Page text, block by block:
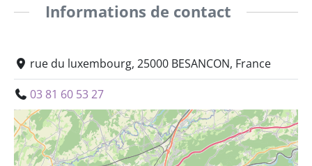
Informations de contact
rue du luxembourg, 25000 BESANCON, France
03 81 60 53 27